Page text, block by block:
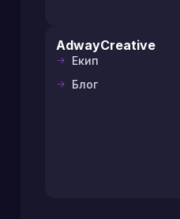
AdwayCreative
Екип
Блог